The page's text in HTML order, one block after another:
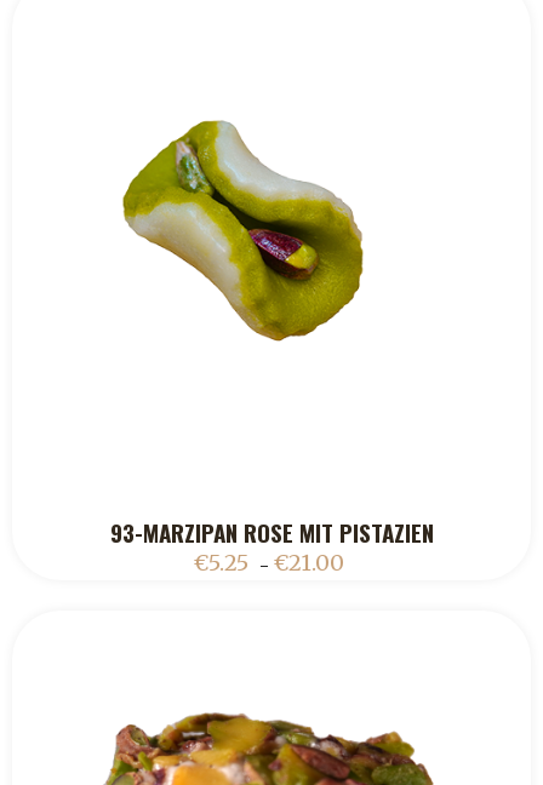
ADD TO CART
93-MARZIPAN ROSE MIT PISTAZIEN
€5.25 – €21.00